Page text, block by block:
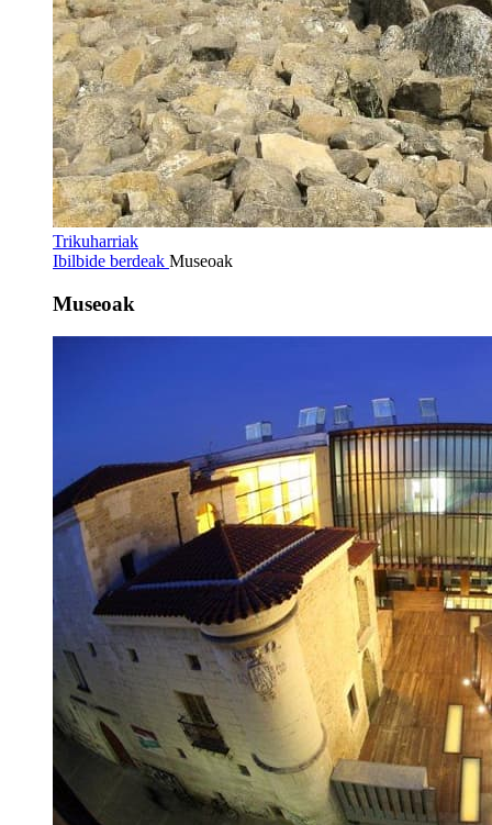
Trikuharriak
Ibilbide berdeak Museoak
Museoak